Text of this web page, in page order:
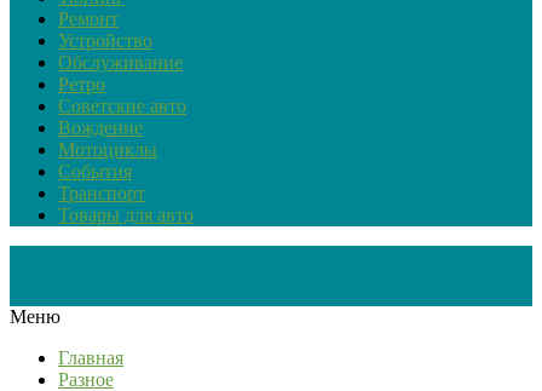
Ремонт
Устройство
Обслуживание
Ретро
Советские авто
Вождение
Мотоциклы
События
Транспорт
Товары для авто
Меню
Главная
Разное